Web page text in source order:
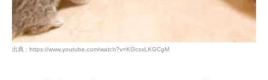
出典 : https://www.youtube.com/watch?v=KGcsxLKGCgM